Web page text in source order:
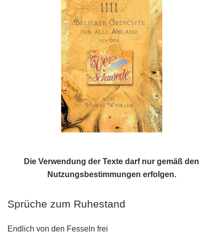
Die Verwendung der Texte darf nur gemäß den
Nutzungsbestimmungen erfolgen.
Sprüche zum Ruhestand
Endlich von den Fesseln frei